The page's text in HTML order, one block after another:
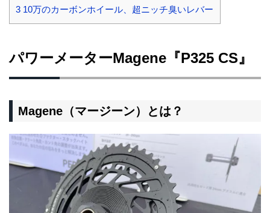
3 10万のカーボンホイール、超ニッチ臭いレバー
パワーメーターMagene 『P325 CS』
Magene（マージーン）とは？